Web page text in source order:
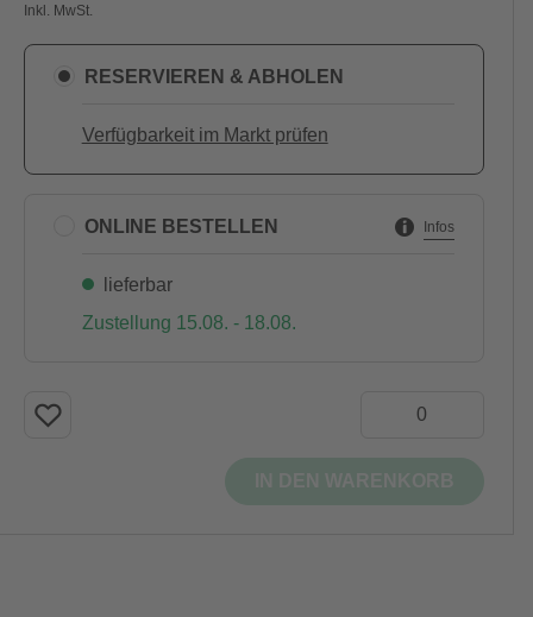
Inkl. MwSt.
RESERVIEREN & ABHOLEN
Verfügbarkeit im Markt prüfen
ONLINE BESTELLEN Infos
lieferbar
Zustellung 15.08. - 18.08.